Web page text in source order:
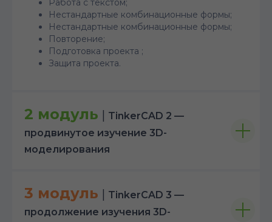
Работа с текстом;
Нестандартные комбинационные формы;
Нестандартные комбинационные формы;
Повторение;
Подготовка проекта ;
Защита проекта.
2 модуль | TinkerCAD 2 —
продвинутое изучение 3D-
моделирования
3 модуль | TinkerCAD 3 —
продолжение изучения 3D-